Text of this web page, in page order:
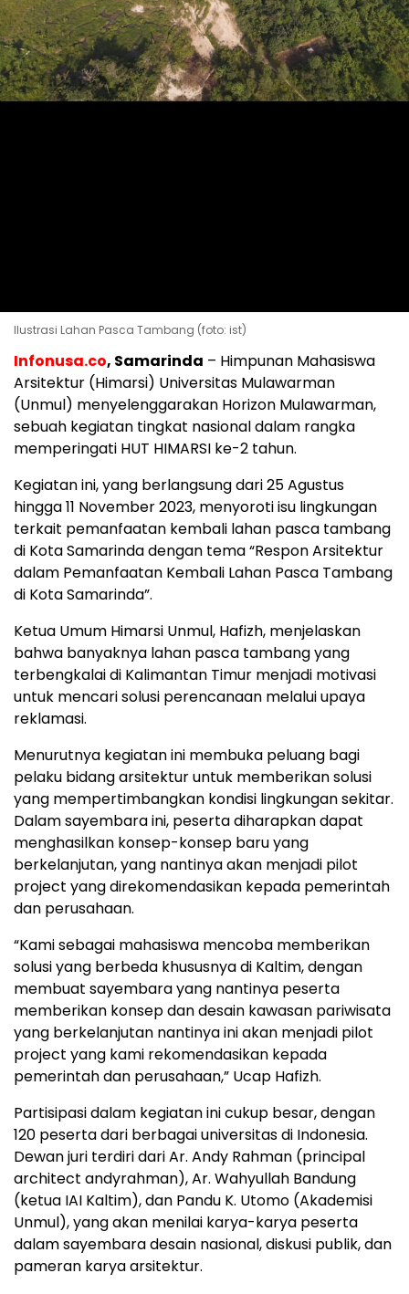
Ilustrasi Lahan Pasca Tambang (foto: ist)
Infonusa.co, Samarinda – Himpunan Mahasiswa
Arsitektur (Himarsi) Universitas Mulawarman
(Unmul) menyelenggarakan Horizon Mulawarman,
sebuah kegiatan tingkat nasional dalam rangka
memperingati HUT HIMARSI ke-2 tahun.
Kegiatan ini, yang berlangsung dari 25 Agustus
hingga 11 November 2023, menyoroti isu lingkungan
terkait pemanfaatan kembali lahan pasca tambang
di Kota Samarinda dengan tema “Respon Arsitektur
dalam Pemanfaatan Kembali Lahan Pasca Tambang
di Kota Samarinda”.
Ketua Umum Himarsi Unmul, Hafizh, menjelaskan
bahwa banyaknya lahan pasca tambang yang
terbengkalai di Kalimantan Timur menjadi motivasi
untuk mencari solusi perencanaan melalui upaya
reklamasi.
Menurutnya kegiatan ini membuka peluang bagi
pelaku bidang arsitektur untuk memberikan solusi
yang mempertimbangkan kondisi lingkungan sekitar.
Dalam sayembara ini, peserta diharapkan dapat
menghasilkan konsep-konsep baru yang
berkelanjutan, yang nantinya akan menjadi pilot
project yang direkomendasikan kepada pemerintah
dan perusahaan.
“Kami sebagai mahasiswa mencoba memberikan
solusi yang berbeda khususnya di Kaltim, dengan
membuat sayembara yang nantinya peserta
memberikan konsep dan desain kawasan pariwisata
yang berkelanjutan nantinya ini akan menjadi pilot
project yang kami rekomendasikan kepada
pemerintah dan perusahaan,” Ucap Hafizh.
Partisipasi dalam kegiatan ini cukup besar, dengan
120 peserta dari berbagai universitas di Indonesia.
Dewan juri terdiri dari Ar. Andy Rahman (principal
architect andyrahman), Ar. Wahyullah Bandung
(ketua IAI Kaltim), dan Pandu K. Utomo (Akademisi
Unmul), yang akan menilai karya-karya peserta
dalam sayembara desain nasional, diskusi publik, dan
pameran karya arsitektur.